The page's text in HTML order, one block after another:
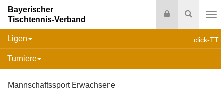
Suche
Login
Bayerischer
Tischtennis-Verband
click-TT
Ligen
Turniere
Mannschaftssport Erwachsene